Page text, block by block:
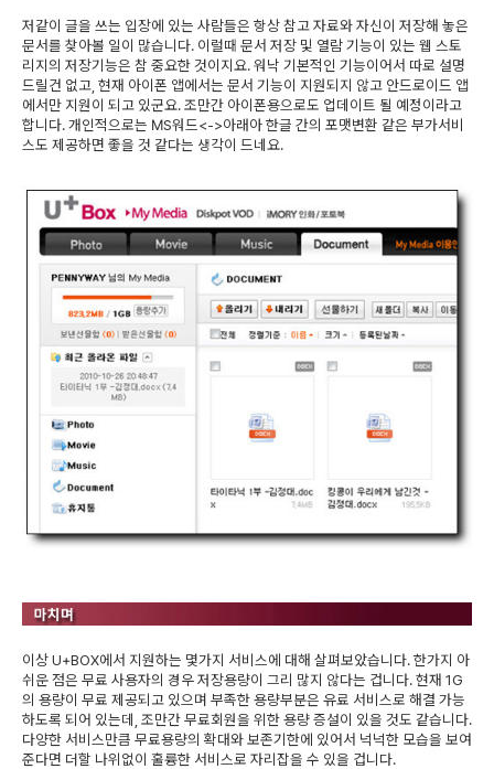
저같이 글을 쓰는 입장에 있는 사람들은 항상 참고 자료와 자신이 저장해 놓은
문서를 찾아볼 일이 많습니다. 이럴때 문서 저장 및 열람 기능이 있는 웹 스토
리지의 저장기능은 참 중요한 것이지요. 워낙 기본적인 기능이어서 따로 설명
드릴건 없고, 현재 아이폰 앱에서는 문서 기능이 지원되지 않고 안드로이드 앱
에서만 지원이 되고 있군요. 조만간 아이폰용으로도 업데이트 될 예정이라고
합니다. 개인적으로는 MS워드<->아래아 한글 간의 포맷변환 같은 부가서비
스도 제공하면 좋을 것 같다는 생각이 드네요.
이상 U+BOX에서 지원하는 몇가지 서비스에 대해 살펴보았습니다. 한가지 아
쉬운 점은 무료 사용자의 경우 저장용량이 그리 많지 않다는 겁니다. 현재 1G
의 용량이 무료 제공되고 있으며 부족한 용량부분은 유료 서비스로 해결 가능
하도록 되어 있는데, 조만간 무료회원을 위한 용량 증설이 있을 것도 같습니다.
다양한 서비스만큼 무료용량의 확대와 보존기한에 있어서 넉넉한 모습을 보여
준다면 더할 나위없이 훌륭한 서비스로 자리잡을 수 있을 겁니다.